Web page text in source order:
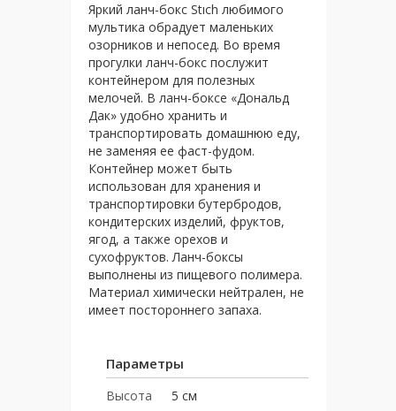
Яркий ланч-бокс Stıch любимого
мультика обрадует маленьких
озорников и непосед. Во время
прогулки ланч-бокс послужит
контейнером для полезных
мелочей. В ланч-боксе «Дональд
Дак» удобно хранить и
транспортировать домашнюю еду,
не заменяя ее фаст-фудом.
Контейнер может быть
использован для хранения и
транспортировки бутербродов,
кондитерских изделий, фруктов,
ягод, а также орехов и
сухофруктов. Ланч-боксы
выполнены из пищевого полимера.
Материал химически нейтрален, не
имеет постороннего запаха.
Параметры
Высота
5 см